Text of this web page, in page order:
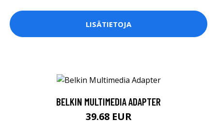
LISÄTIETOJA
BELKIN MULTIMEDIA ADAPTER
39.68 EUR